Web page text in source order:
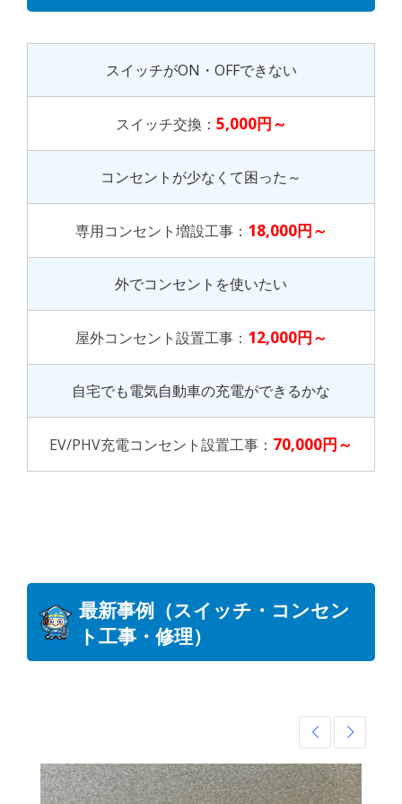
スイッチがON・OFFできない
スイッチ交換： 5,000円～
コンセントが少なくて困った～
専用コンセント増設工事： 18,000円～
外でコンセントを使いたい
屋外コンセント設置工事： 12,000円～
自宅でも電気自動車の充電ができるかな
EV/PHV充電コンセント設置工事： 70,000円～
最新事例（スイッチ・コンセン
ト工事・修理）